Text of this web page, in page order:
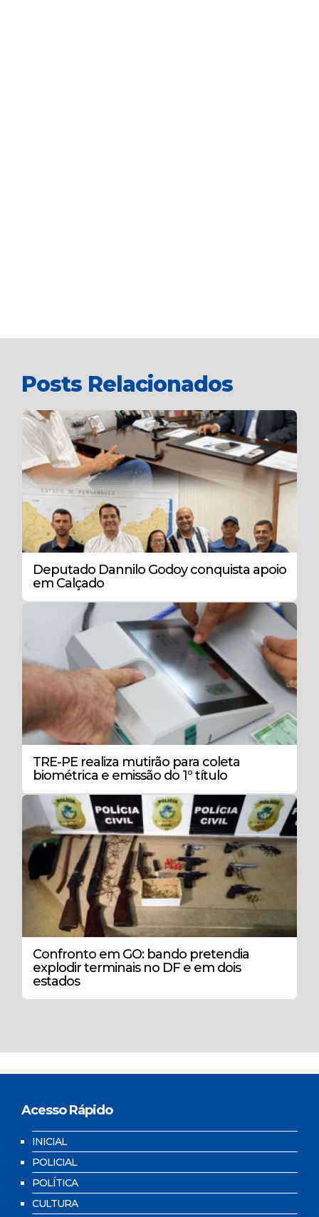
Posts Relacionados
Deputado Dannilo Godoy conquista apoio
em Calçado
TRE-PE realiza mutirão para coleta
biométrica e emissão do 1º título
Confronto em GO: bando pretendia
explodir terminais no DF e em dois
estados
Acesso Rápido
INICIAL
POLICIAL
POLÍTICA
CULTURA